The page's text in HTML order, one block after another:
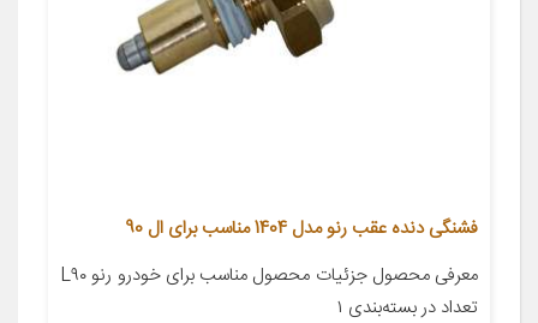
فشنگی دنده عقب رنو مدل 1404 مناسب برای ال 90
معرفی محصول جزئیات محصول مناسب برای خودرو رنو L۹۰
تعداد در بسته‌بندی ۱